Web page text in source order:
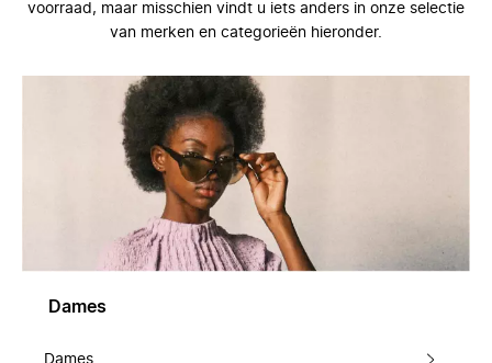
voorraad, maar misschien vindt u iets anders in onze selectie
van merken en categorieën hieronder.
Dames
Dames